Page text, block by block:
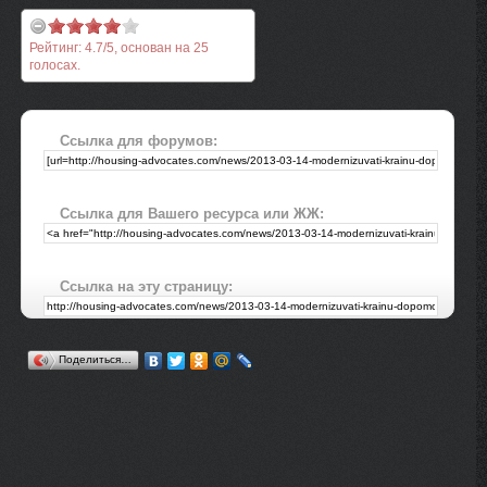
Рейтинг: 4.7/5, основан на 25
голосах.
Ссылка для форумов:
Ссылка для Вашего ресурса или ЖЖ:
Ссылка на эту страницу:
Поделиться…